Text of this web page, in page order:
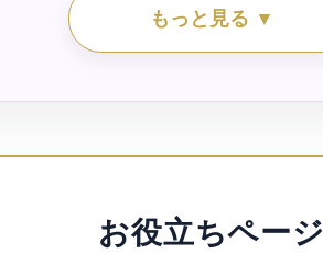
天白住宅｜名古屋公社
国分団地（ＵＲ賃貸）
岩倉団地（ＵＲ賃貸）
もっと見る ▼
お役立ちページ